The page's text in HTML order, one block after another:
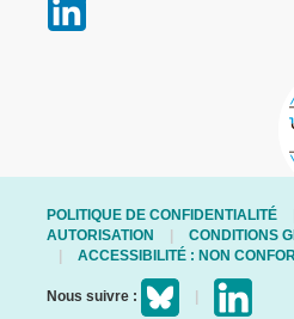
POLITIQUE DE CONFIDENTIALITÉ
AUTORISATION
CONDITIONS
ACCESSIBILITÉ : NON
Nous suivre :